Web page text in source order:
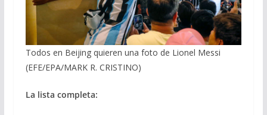
Todos en Beijing quieren una foto de Lionel Messi
(EFE/EPA/MARK R. CRISTINO)
La lista completa: